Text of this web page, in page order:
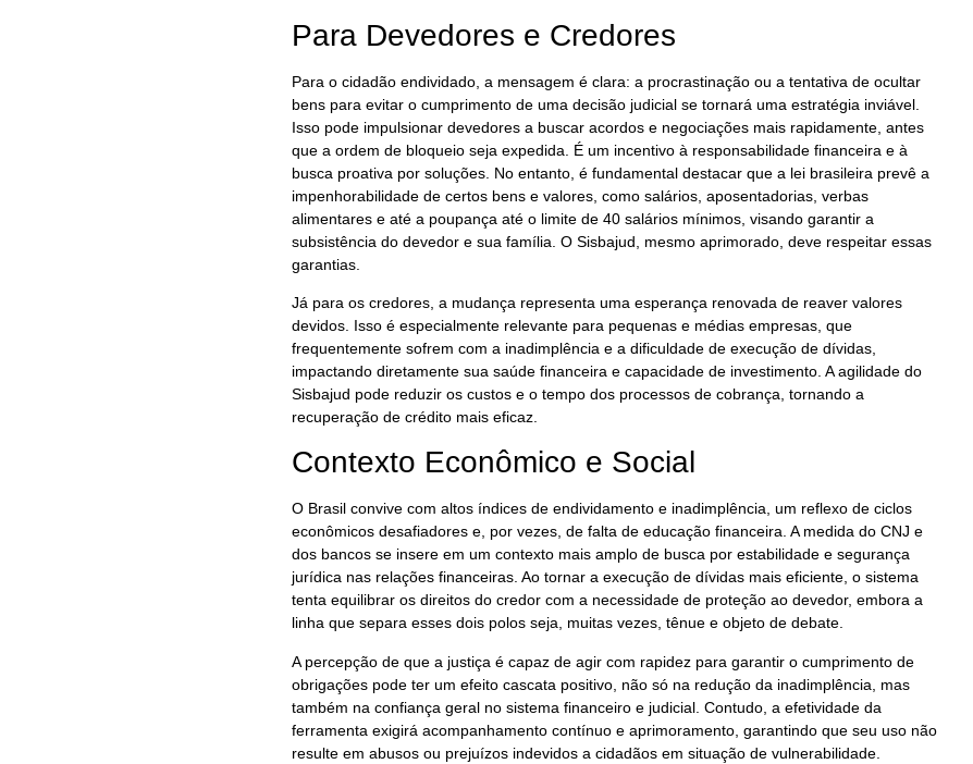
Para Devedores e Credores
Para o cidadão endividado, a mensagem é clara: a procrastinação ou a tentativa de ocultar
bens para evitar o cumprimento de uma decisão judicial se tornará uma estratégia inviável.
Isso pode impulsionar devedores a buscar acordos e negociações mais rapidamente, antes
que a ordem de bloqueio seja expedida. É um incentivo à responsabilidade financeira e à
busca proativa por soluções. No entanto, é fundamental destacar que a lei brasileira prevê a
impenhorabilidade de certos bens e valores, como salários, aposentadorias, verbas
alimentares e até a poupança até o limite de 40 salários mínimos, visando garantir a
subsistência do devedor e sua família. O Sisbajud, mesmo aprimorado, deve respeitar essas
garantias.
Já para os credores, a mudança representa uma esperança renovada de reaver valores
devidos. Isso é especialmente relevante para pequenas e médias empresas, que
frequentemente sofrem com a inadimplência e a dificuldade de execução de dívidas,
impactando diretamente sua saúde financeira e capacidade de investimento. A agilidade do
Sisbajud pode reduzir os custos e o tempo dos processos de cobrança, tornando a
recuperação de crédito mais eficaz.
Contexto Econômico e Social
O Brasil convive com altos índices de endividamento e inadimplência, um reflexo de ciclos
econômicos desafiadores e, por vezes, de falta de educação financeira. A medida do CNJ e
dos bancos se insere em um contexto mais amplo de busca por estabilidade e segurança
jurídica nas relações financeiras. Ao tornar a execução de dívidas mais eficiente, o sistema
tenta equilibrar os direitos do credor com a necessidade de proteção ao devedor, embora a
linha que separa esses dois polos seja, muitas vezes, tênue e objeto de debate.
A percepção de que a justiça é capaz de agir com rapidez para garantir o cumprimento de
obrigações pode ter um efeito cascata positivo, não só na redução da inadimplência, mas
também na confiança geral no sistema financeiro e judicial. Contudo, a efetividade da
ferramenta exigirá acompanhamento contínuo e aprimoramento, garantindo que seu uso não
resulte em abusos ou prejuízos indevidos a cidadãos em situação de vulnerabilidade.